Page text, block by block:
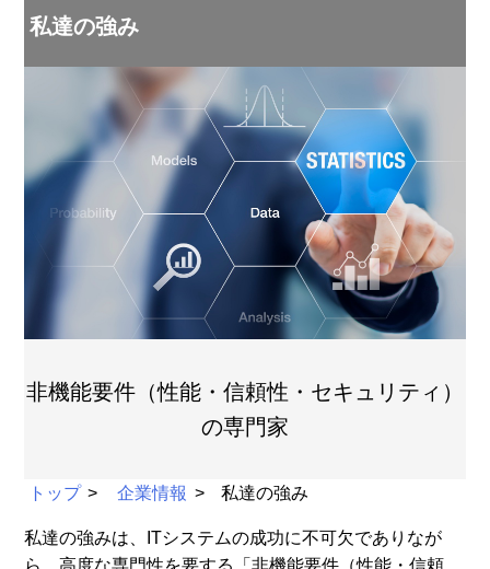
私達の強み
非機能要件（性能・信頼性・セキュリティ）
の専門家
トップ 企業情報 私達の強み
私達の強みは、ITシステムの成功に不可欠でありなが
ら、高度な専門性を要する「非機能要件（性能・信頼